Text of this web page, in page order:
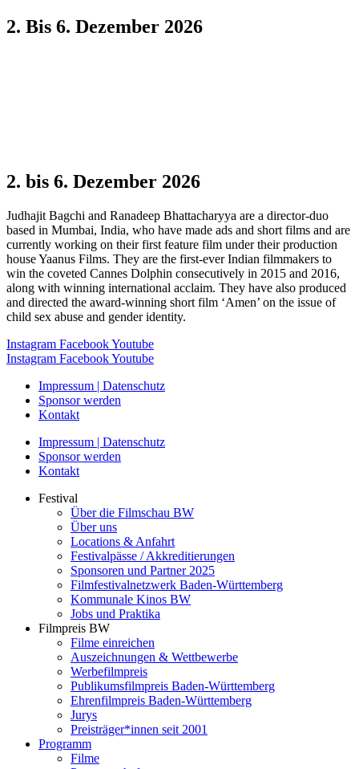
2. Bis 6. Dezember 2026
2. bis 6. Dezember 2026
Judhajit Bagchi and Ranadeep Bhattacharyya are a director-duo
based in Mumbai, India, who have made ads and short films and are
currently working on their first feature film under their production
house Yaanus Films. They are the first-ever Indian filmmakers to
win the coveted Cannes Dolphin consecutively in 2015 and 2016,
along with winning international acclaim. They have also produced
and directed the award-winning short film ‘Amen’ on the issue of
child sex abuse and gender identity.
Instagram FacebookYoutube
Instagram FacebookYoutube
Impressum | Datenschutz
Sponsor werden
Kontakt
Impressum | Datenschutz
Sponsor werden
Kontakt
Festival
Über die Filmschau BW
Über uns
Locations & Anfahrt
Festivalpässe / Akkreditierungen
Sponsoren und Partner 2025
Filmfestivalnetzwerk ­Baden-Württemberg
Kommunale Kinos BW
Jobs und Praktika
Filmpreis BW
Filme einreichen
Auszeichnungen & Wettbewerbe
Werbefilmpreis
Publikumsfilmpreis Baden-Württemberg
Ehrenfilmpreis Baden-Württemberg
Jurys
Preisträger*innen seit 2001
Programm
Filme